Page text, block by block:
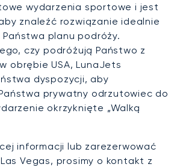
wydarzenia sportowe i jest
znaleźć rozwiązanie idealnie
planu podróży.
czy podróżują Państwo z
obrębie USA, LunaJets
dyspozycji, aby
prywatny odrzutowiec do
okrzyknięte „Walką
informacji lub zarezerwować
Vegas, prosimy o kontakt z